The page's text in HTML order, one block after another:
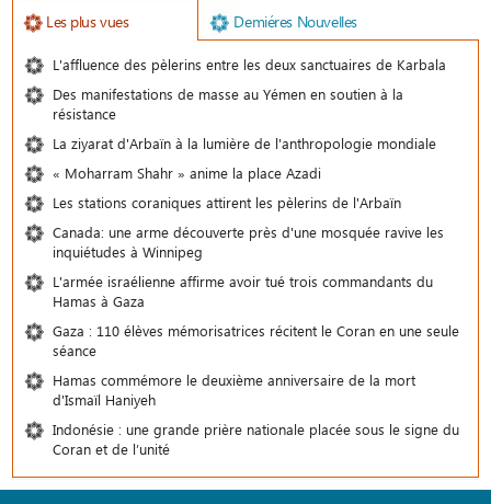
Les plus vues Demiéres Nouvelles
L'affluence des pèlerins entre les deux sanctuaires de Karbala
Des manifestations de masse au Yémen en soutien à la
résistance
La ziyarat d'Arbaïn à la lumière de l'anthropologie mondiale
« Moharram Shahr » anime la place Azadi
Les stations coraniques attirent les pèlerins de l'Arbaïn
Canada: une arme découverte près d'une mosquée ravive les
inquiétudes à Winnipeg
L'armée israélienne affirme avoir tué trois commandants du
Hamas à Gaza
Gaza : 110 élèves mémorisatrices récitent le Coran en une seule
séance
Hamas commémore le deuxième anniversaire de la mort
d'Ismaïl Haniyeh
Indonésie : une grande prière nationale placée sous le signe du
Coran et de l’unité